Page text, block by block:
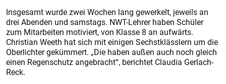
Insgesamt wurde zwei Wochen lang gewerkelt, jeweils an
drei Abenden und samstags. NWT-Lehrer haben Schüler
zum Mitarbeiten motiviert, von Klasse 8 an aufwärts.
Christian Weeth hat sich mit einigen Sechstklässlern um die
Oberlichter gekümmert. „Die haben außen auch noch gleich
einen Regenschutz angebracht“, berichtet Claudia Gerlach-
Reck.